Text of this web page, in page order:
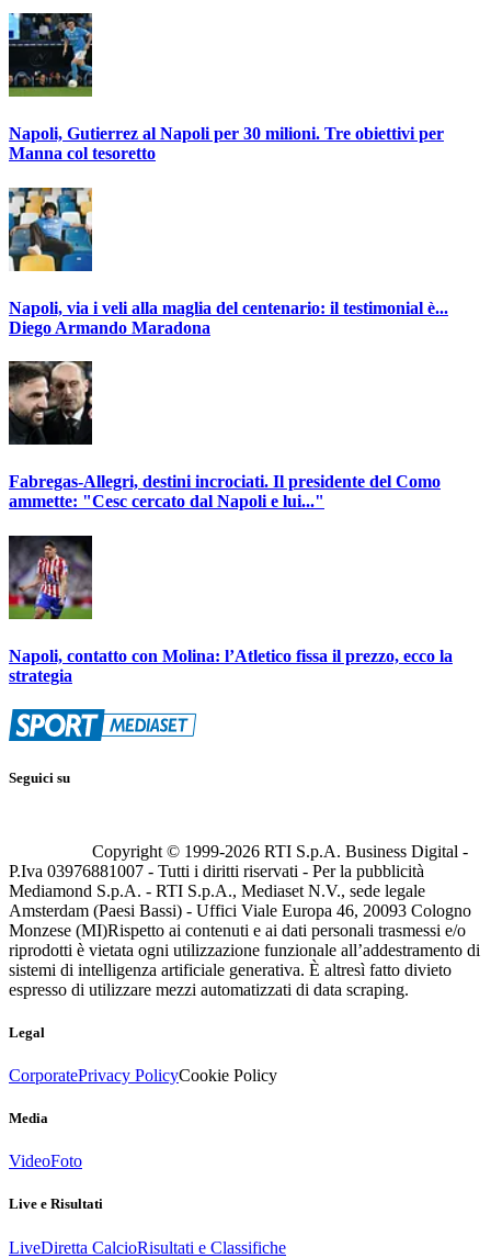
Napoli, Gutierrez al Napoli per 30 milioni. Tre obiettivi per
Manna col tesoretto
Napoli, via i veli alla maglia del centenario: il testimonial è...
Diego Armando Maradona
Fabregas-Allegri, destini incrociati. Il presidente del Como
ammette: "Cesc cercato dal Napoli e lui..."
Napoli, contatto con Molina: l’Atletico fissa il prezzo, ecco la
strategia
Seguici su
Copyright © 1999-2026 RTI S.p.A. Business Digital -
P.Iva 03976881007 - Tutti i diritti riservati - Per la pubblicità
Mediamond S.p.A. - RTI S.p.A., Mediaset N.V., sede legale
Amsterdam (Paesi Bassi) - Uffici Viale Europa 46, 20093 Cologno
Monzese (MI)Rispetto ai contenuti e ai dati personali trasmessi e/o
riprodotti è vietata ogni utilizzazione funzionale all’addestramento di
sistemi di intelligenza artificiale generativa. È altresì fatto divieto
espresso di utilizzare mezzi automatizzati di data scraping.
Legal
CorporatePrivacy PolicyCookie Policy
Media
VideoFoto
Live e Risultati
LiveDiretta CalcioRisultati e Classifiche